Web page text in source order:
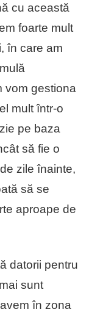
cu această
foarte mult
în care am
vom gestiona
mult într-o
pe baza
să fie o
zile înainte,
să se
aproape de
datorii pentru
sunt
în zona